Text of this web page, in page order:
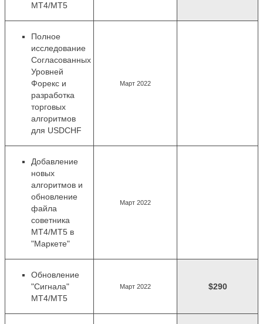
MT4/MT5
Полное
исследование
Согласованных
Уровней
Форекс и
разработка
торговых
алгоритмов
для USDCHF
Март 2022
Добавление
новых
алгоритмов и
обновление
файла
советника
MT4/MT5 в
"Маркете"
Март 2022
Обновление
"Сигнала"
MT4/MT5
Март 2022 $290